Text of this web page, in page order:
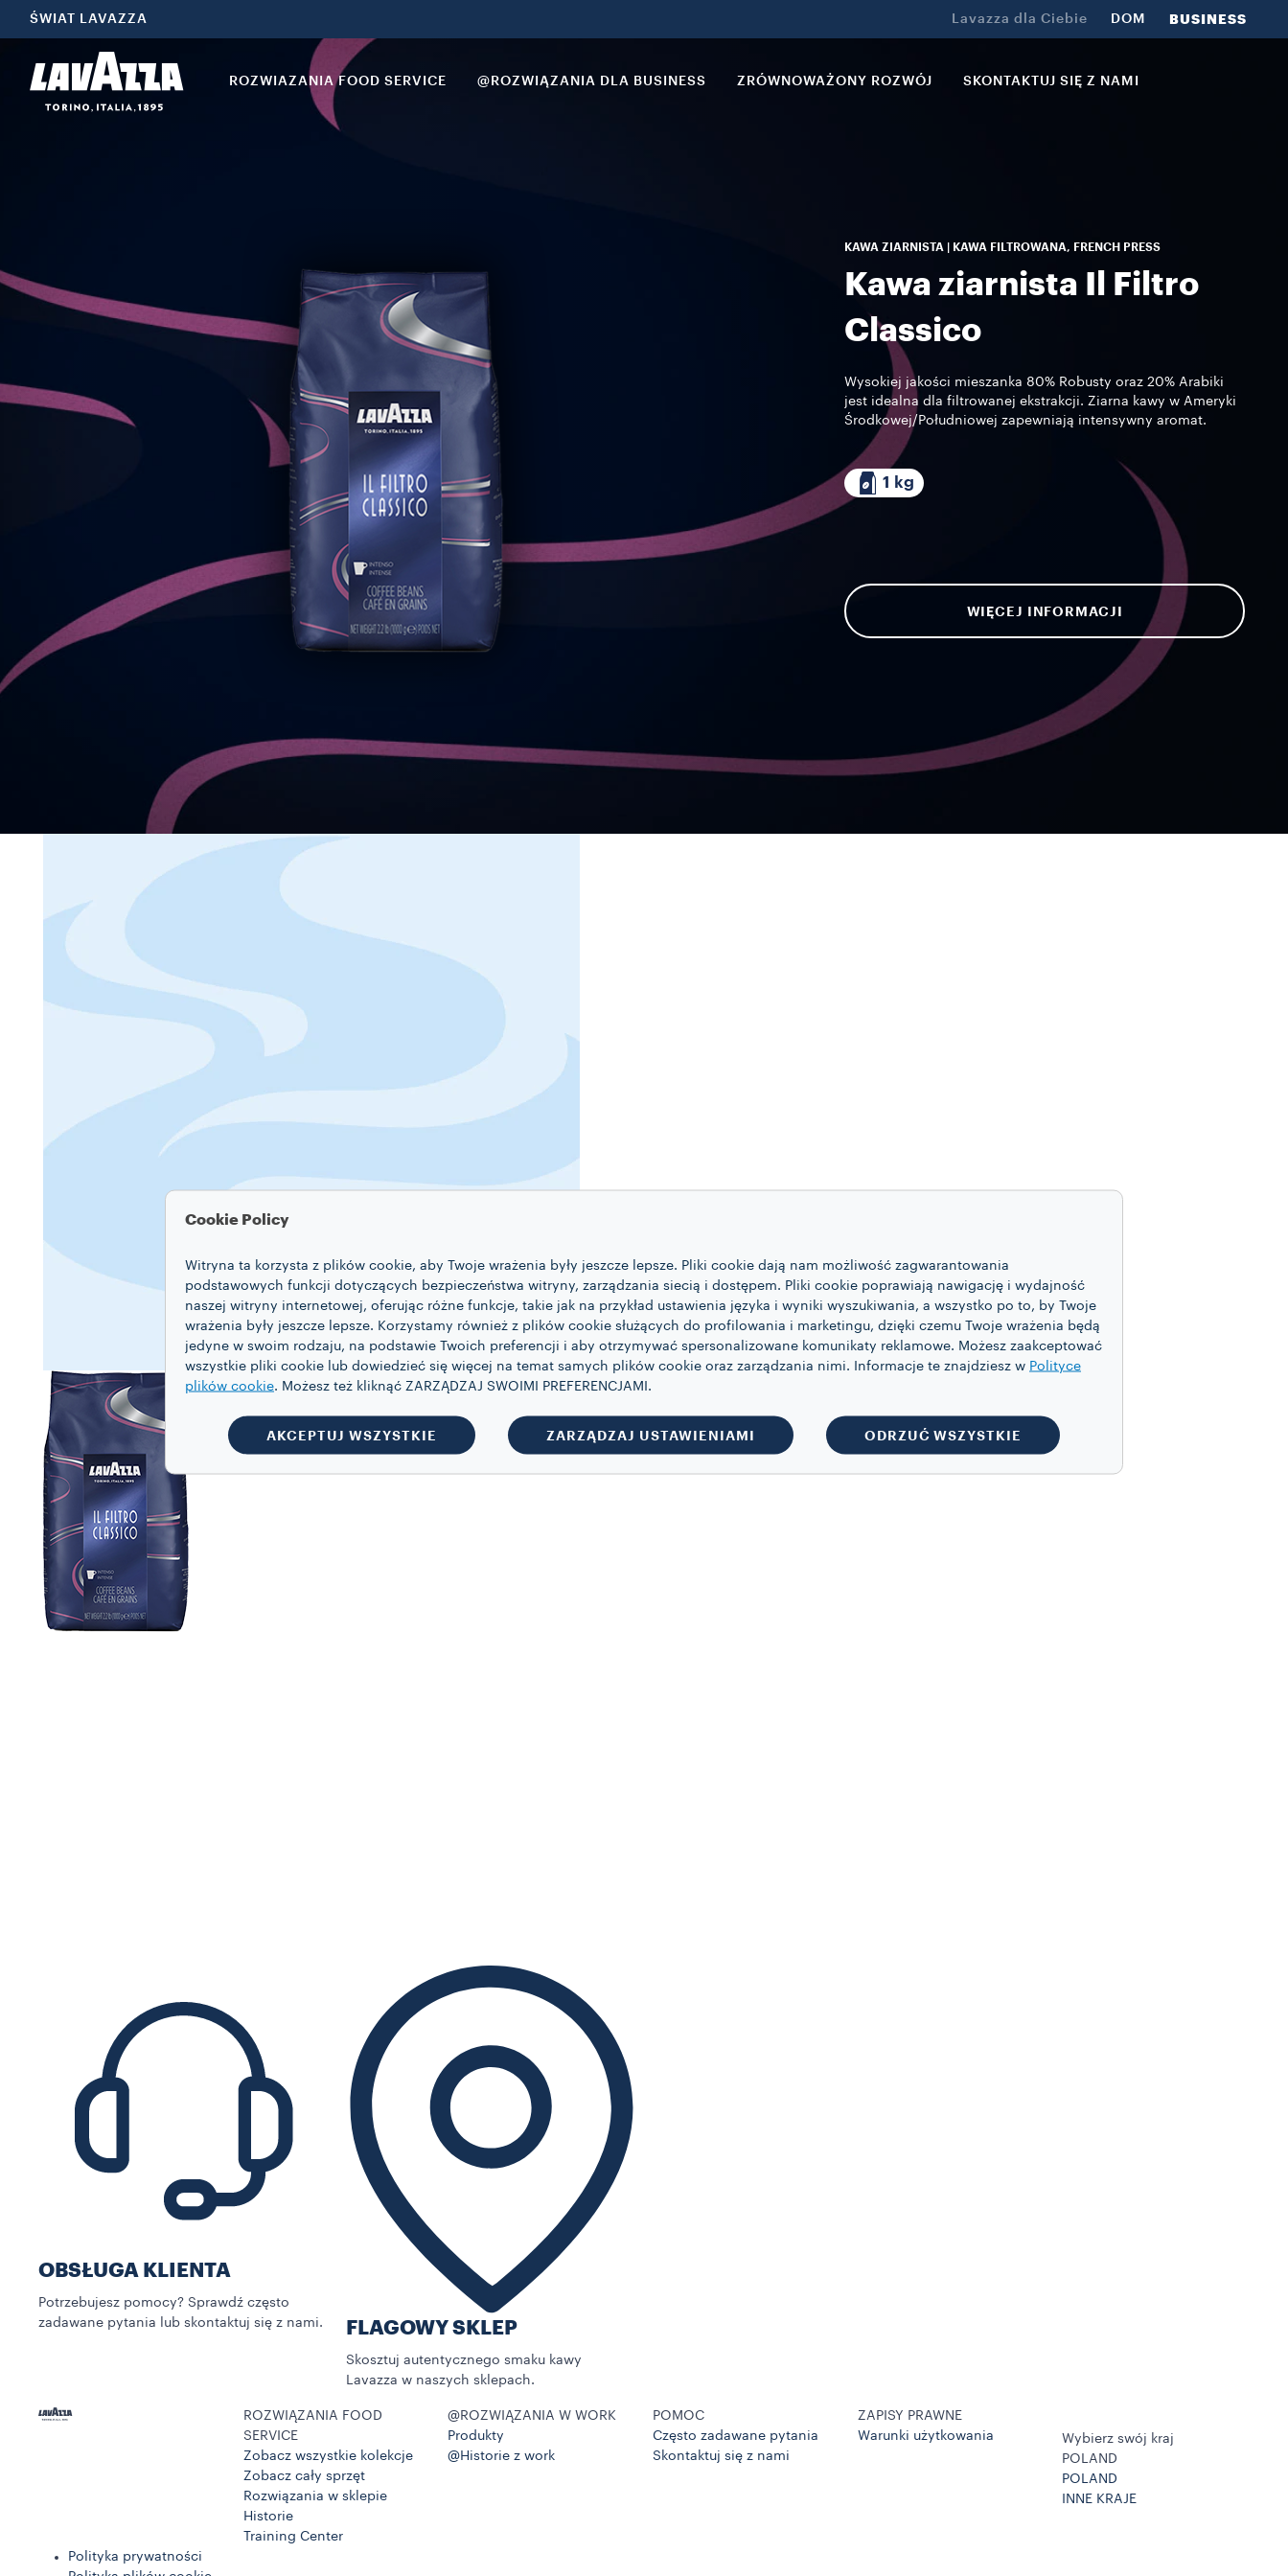
ŚWIAT LAVAZZA Lavazza dla Ciebie DOM BUSINESS
ROZWIAZANIA FOOD SERVICE @ROZWIĄZANIA DLA BUSINESS ZRÓWNOWAŻONY ROZWÓJ SKONTAKTUJ SIĘ Z NAMI
KAWA ZIARNISTA | KAWA FILTROWANA, FRENCH PRESS
Kawa ziarnista Il Filtro
Classico
Wysokiej jakości mieszanka 80% Robusty oraz 20% Arabiki
jest idealna dla filtrowanej ekstrakcji. Ziarna kawy w Ameryki
Środkowej/Południowej zapewniają intensywny aromat.
1 kg
WIĘCEJ INFORMACJI
OBSŁUGA KLIENTA
Potrzebujesz pomocy? Sprawdź często
zadawane pytania lub skontaktuj się z nami.
FLAGOWY SKLEP
Skosztuj autentycznego smaku kawy
Lavazza w naszych sklepach.
ROZWIĄZANIA FOOD
SERVICE
Zobacz wszystkie kolekcje
Zobacz cały sprzęt
Rozwiązania w sklepie
Historie
Training Center
@ROZWIĄZANIA W WORK
Produkty
@Historie z work
POMOC
Często zadawane pytania
Skontaktuj się z nami
ZAPISY PRAWNE
Warunki użytkowania
Wybierz swój kraj
POLAND
POLAND
INNE KRAJE
Polityka prywatności
Cookie Policy
Witryna ta korzysta z plików cookie, aby Twoje wrażenia były jeszcze lepsze. Pliki cookie dają nam możliwość zagwarantowania
podstawowych funkcji dotyczących bezpieczeństwa witryny, zarządzania siecią i dostępem. Pliki cookie poprawiają nawigację i wydajność
naszej witryny internetowej, oferując różne funkcje, takie jak na przykład ustawienia języka i wyniki wyszukiwania, a wszystko po to, by Twoje
wrażenia były jeszcze lepsze. Korzystamy również z plików cookie służących do profilowania i marketingu, dzięki czemu Twoje wrażenia będą
jedyne w swoim rodzaju, na podstawie Twoich preferencji i aby otrzymywać spersonalizowane komunikaty reklamowe. Możesz zaakceptować
wszystkie pliki cookie lub dowiedzieć się więcej na temat samych plików cookie oraz zarządzania nimi. Informacje te znajdziesz w Polityce
plików cookie. Możesz też kliknąć ZARZĄDZAJ SWOIMI PREFERENCJAMI.
AKCEPTUJ WSZYSTKIE ZARZĄDZAJ USTAWIENIAMI ODRZUĆ WSZYSTKIE